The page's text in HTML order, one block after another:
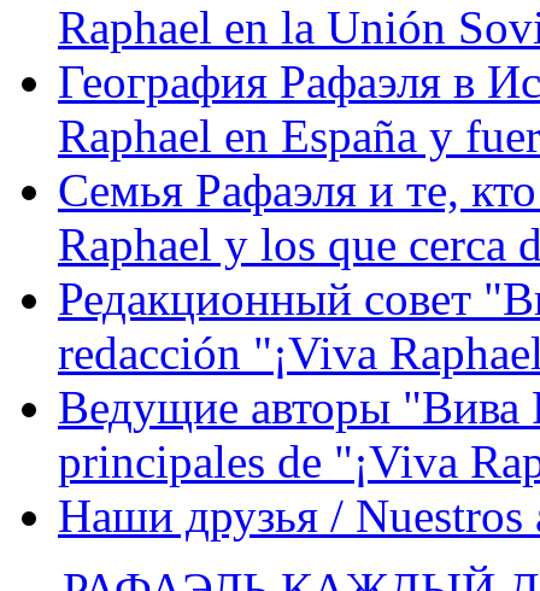
Raphael en la Unión
География Рафаэля в
Raphael en España y
Семья Рафаэля и те,
Raphael y los que cerca
Редакционный совет
redacción "¡Viva
Ведущие авторы "Вива
principales de "¡Viva
Наши друзья / Nuestros